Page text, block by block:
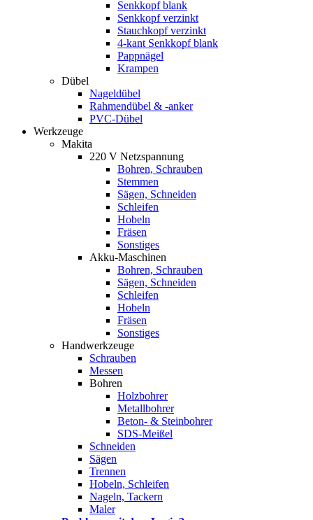
Senkkopf blank
Senkkopf verzinkt
Stauchkopf verzinkt
4-kant Senkkopf blank
Pappnägel
Krampen
Dübel
Nageldübel
Rahmendübel & -anker
PVC-Dübel
Werkzeuge
Makita
220 V Netzspannung
Bohren, Schrauben
Stemmen
Sägen, Schneiden
Schleifen
Hobeln
Fräsen
Sonstiges
Akku-Maschinen
Bohren, Schrauben
Sägen, Schneiden
Schleifen
Hobeln
Fräsen
Sonstiges
Handwerkzeuge
Schrauben
Messen
Bohren
Holzbohrer
Metallbohrer
Beton- & Steinbohrer
SDS-Meißel
Schneiden
Sägen
Trennen
Hobeln, Schleifen
Nageln, Tackern
Maler